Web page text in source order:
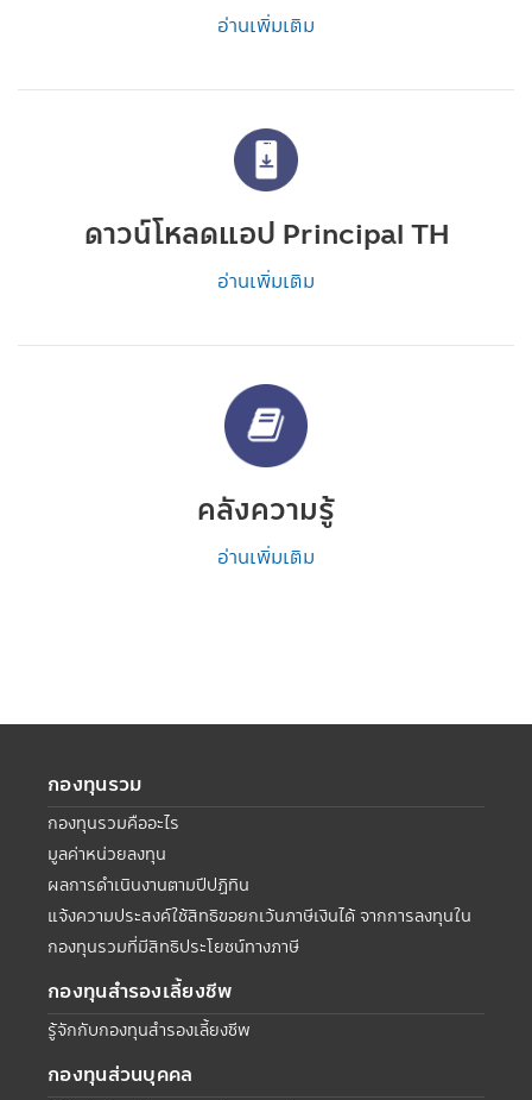
อ่านเพิ่มเติม
ดาวน์โหลดแอป Principal TH
อ่านเพิ่มเติม
คลังความรู้
อ่านเพิ่มเติม
กองทุนรวม
กองทุนรวมคืออะไร
มูลค่าหน่วยลงทุน
ผลการดำเนินงานตามปีปฏิทิน
แจ้งความประสงค์ใช้สิทธิขอยกเว้นภาษีเงินได้ จากการลงทุนใน
กองทุนรวมที่มีสิทธิประโยชน์ทางภาษี
กองทุนสำรองเลี้ยงชีพ
รู้จักกับกองทุนสำรองเลี้ยงชีพ
กองทุนส่วนบุคคล